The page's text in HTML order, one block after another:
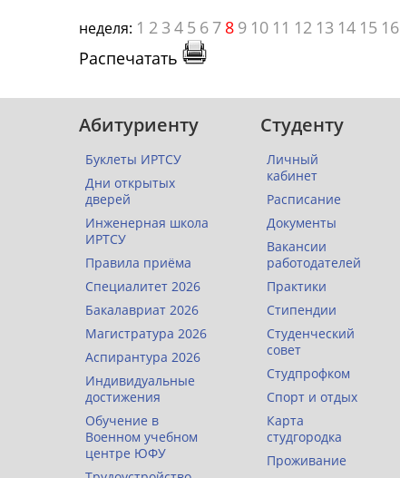
неделя: 1 2 3 4 5 6 7 8 9 10 11 12 13 14 15 16
Распечатать
Абитуриенту
Буклеты ИРТСУ
Дни открытых
дверей
Инженерная школа
ИРТСУ
Правила приёма
Специалитет 2026
Бакалавриат 2026
Магистратура 2026
Аспирантура 2026
Индивидуальные
достижения
Обучение в
Военном учебном
центре ЮФУ
Студенту
Личный
кабинет
Расписание
Документы
Вакансии
работодателей
Практики
Стипендии
Студенческий
совет
Студпрофком
Спорт и отдых
Карта
студгородка
Проживание